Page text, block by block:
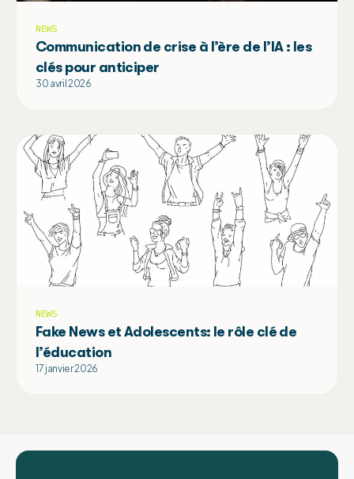
NEWS
Communication de crise à l’ère de l’IA : les
clés pour anticiper
30 avril 2026
NEWS
Fake News et Adolescents: le rôle clé de
l’éducation
17 janvier 2026